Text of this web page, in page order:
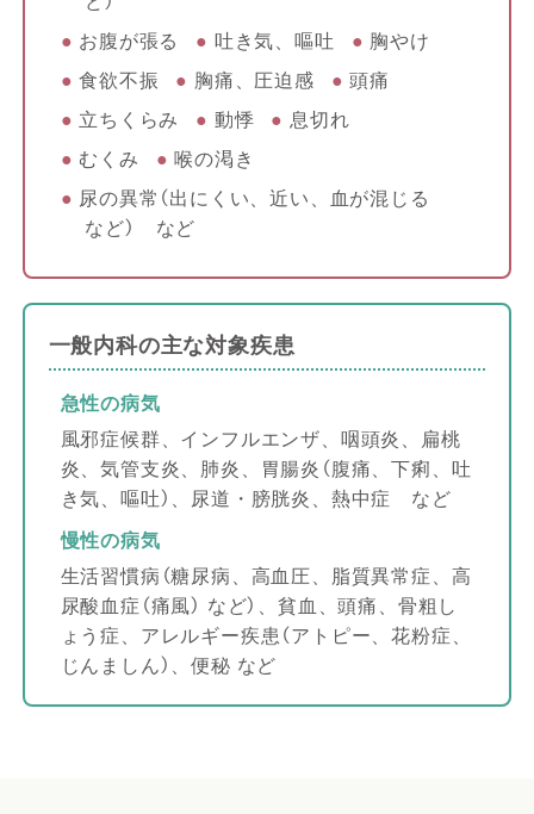
お腹が張る
吐き気、嘔吐
胸やけ
食欲不振
胸痛、圧迫感
頭痛
立ちくらみ
動悸
息切れ
むくみ
喉の渇き
尿の異常（出にくい、近い、血が混じる
など） など
一般内科の主な対象疾患
急性の病気
風邪症候群、インフルエンザ、咽頭炎、扁桃
炎、気管支炎、肺炎、胃腸炎（腹痛、下痢、吐
き気、嘔吐）、尿道・膀胱炎、熱中症 など
慢性の病気
生活習慣病（糖尿病、高血圧、脂質異常症、高
尿酸血症（痛風） など）、貧血、頭痛、骨粗し
ょう症、アレルギー疾患（アトピー、花粉症、
じんましん）、便秘 など